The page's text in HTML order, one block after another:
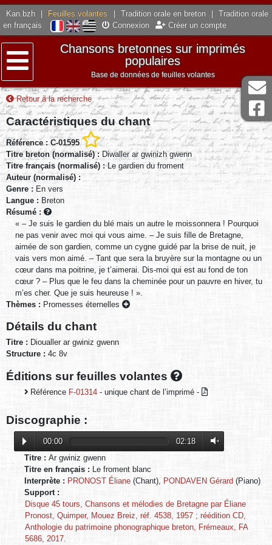
Kan.bzh Feuilles volantes Tradition orale en breton
Tradition orale
en français
Connexion Créer un compte
Menu
Chansons bretonnes sur imprimés
populaires
Base de données de feuilles volantes
Retour à la recherche
Caractéristiques du chant
Référence : C-01595
Titre breton (normalisé) :Diwaller ar gwinizh gwenn
Titre français (normalisé) :Le gardien du froment
Auteur (normalisé) :
Genre : En vers
Langue : Breton
Résumé :
« – Je suis le gardien du blé mais un autre le moissonnera ! Pourquoi
ne pas venir avec moi qui vous aime. – Je suis fille de Bretagne,
aimée de son gardien, comme un cygne guidé par la brise de nuit, je
vais vers mon aimé. – Tant que sera la bruyère sur la montagne ou un
cœur dans ma poitrine, je t’aimerai. Dis-moi qui est au fond de ton
cœur ? – Plus que le feu dans la cheminée pour un pauvre en hiver, tu
m’es cher. Que je suis heureuse ! ».
Thèmes : Promesses éternelles
Détails du chant
Titre : Dioualler ar gwiniz gwenn
Structure : 4c 8v
Éditions sur feuilles volantes
Référence F-01314 - unique chant de l’imprimé -
Discographie :
00:00
02:18
Titre : Ar gwiniz gwenn
Titre en français : Le froment blanc
Interprète : PRONOST Éliane (Chant), PONDAVEN Gérard (Piano)
Support :
Disque 45 tours, Chansons et mélodies de Bretagne par Éliane
Pronost, Quimper, Mouez Breiz, réf. 4538, 1957 ; réédition CD,
Anthologie du patrimoine phonographique breton, Frémeaux, FA
5686, 2017.